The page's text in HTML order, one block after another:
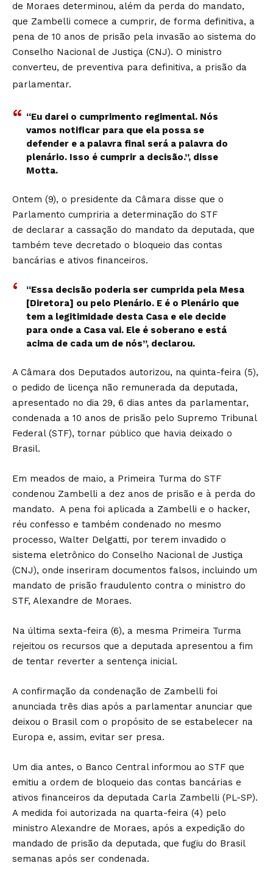
de Moraes determinou, além da perda do mandato,
que Zambelli comece a cumprir, de forma definitiva, a
pena de 10 anos de prisão pela invasão ao sistema do
Conselho Nacional de Justiça (CNJ). O ministro
converteu, de preventiva para definitiva, a prisão da
parlamentar.
“Eu darei o cumprimento regimental. Nós
vamos notificar para que ela possa se
defender e a palavra final será a palavra do
plenário. Isso é cumprir a decisão.”, disse
Motta.
Ontem (9), o presidente da Câmara disse que o
Parlamento cumpriria a determinação do STF
de declarar a cassação do mandato da deputada, que
também teve decretado o bloqueio das contas
bancárias e ativos financeiros.
“Essa decisão poderia ser cumprida pela Mesa
[Diretora] ou pelo Plenário. E é o Plenário que
tem a legitimidade desta Casa e ele decide
para onde a Casa vai. Ele é soberano e está
acima de cada um de nós”, declarou.
A Câmara dos Deputados autorizou, na quinta-feira (5),
o pedido de licença não remunerada da deputada,
apresentado no dia 29, 6 dias antes da parlamentar,
condenada a 10 anos de prisão pelo Supremo Tribunal
Federal (STF), tornar público que havia deixado o
Brasil.
Em meados de maio, a Primeira Turma do STF
condenou Zambelli a dez anos de prisão e à perda do
mandato. A pena foi aplicada a Zambelli e o hacker,
réu confesso e também condenado no mesmo
processo, Walter Delgatti, por terem invadido o
sistema eletrônico do Conselho Nacional de Justiça
(CNJ), onde inseriram documentos falsos, incluindo um
mandato de prisão fraudulento contra o ministro do
STF, Alexandre de Moraes.
Na última sexta-feira (6), a mesma Primeira Turma
rejeitou os recursos que a deputada apresentou a fim
de tentar reverter a sentença inicial.
A confirmação da condenação de Zambelli foi
anunciada três dias após a parlamentar anunciar que
deixou o Brasil com o propósito de se estabelecer na
Europa e, assim, evitar ser presa.
Um dia antes, o Banco Central informou ao STF que
emitiu a ordem de bloqueio das contas bancárias e
ativos financeiros da deputada Carla Zambelli (PL-SP).
A medida foi autorizada na quarta-feira (4) pelo
ministro Alexandre de Moraes, após a expedição do
mandado de prisão da deputada, que fugiu do Brasil
semanas após ser condenada.